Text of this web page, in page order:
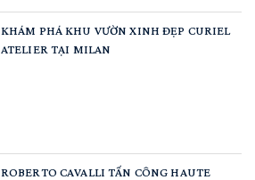
KHÁM PHÁ KHU VƯỜN XINH ĐẸP CURIEL
ATELIER TẠI MILAN
ROBERTO CAVALLI TẤN CÔNG HAUTE